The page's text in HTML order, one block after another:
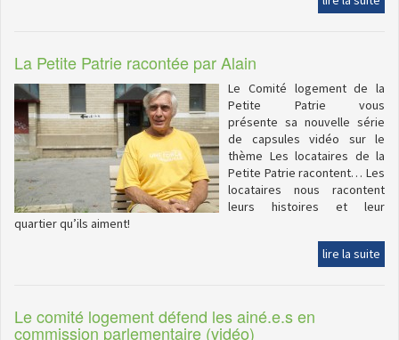
La Petite Patrie racontée par Alain
Le Comité logement de la
Petite Patrie vous
présente sa nouvelle série
de capsules vidéo sur le
thème Les locataires de la
Petite Patrie racontent… Les
locataires nous racontent
leurs histoires et leur
quartier qu’ils aiment!
lire la suite
Le comité logement défend les ainé.e.s en
commission parlementaire (vidéo)